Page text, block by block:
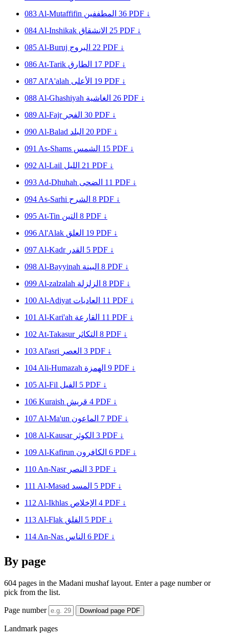
083 Al-Mutaffifin المطففين 36 PDF ↓
084 Al-Inshikak الانشقاق 25 PDF ↓
085 Al-Buruj البروج 22 PDF ↓
086 At-Tarik الطارق 17 PDF ↓
087 Al'A'alah الأعلى 19 PDF ↓
088 Al-Ghashiyah الغاشية 26 PDF ↓
089 Al-Fajr الفجر 30 PDF ↓
090 Al-Balad البلد 20 PDF ↓
091 As-Shams الشمس 15 PDF ↓
092 Al-Lail الليل 21 PDF ↓
093 Ad-Dhuhah الضحى 11 PDF ↓
094 As-Sarhi الشرح 8 PDF ↓
095 At-Tin التين 8 PDF ↓
096 Al'Alak العلق 19 PDF ↓
097 Al-Kadr القدر 5 PDF ↓
098 Al-Bayyinah البينة 8 PDF ↓
099 Al-zalzalah الزلزلة 8 PDF ↓
100 Al-Adiyat العاديات 11 PDF ↓
101 Al-Kari'ah القارعة 11 PDF ↓
102 At-Takasur التكاثر 8 PDF ↓
103 Al'asri العصر 3 PDF ↓
104 Ali-Humazah الهمزة 9 PDF ↓
105 Al-Fil الفيل 5 PDF ↓
106 Kuraish قريش 4 PDF ↓
107 Al-Ma'un الماعون 7 PDF ↓
108 Al-Kausar الكوثر 3 PDF ↓
109 Al-Kafirun الكافرون 6 PDF ↓
110 An-Nasr النصر 3 PDF ↓
111 Al-Masad المسد 5 PDF ↓
112 Al-Ikhlas الإخلاص 4 PDF ↓
113 Al-Flak الفلق 5 PDF ↓
114 An-Nas الناس 6 PDF ↓
By page
604 pages in the Madani mushaf layout. Enter a page number or
pick from the list.
Page number Download page PDF
Landmark pages